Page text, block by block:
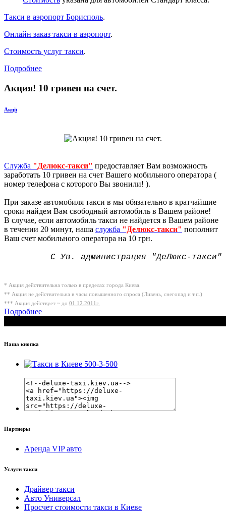
Такси в аэропорт Борисполь.
Онлайн заказ такси в аэропорт.
Стоимость услуг такси.
Подробнее
Акция! 10 гривен на счет.
Акції
Служба "Делюкс-такси" предоставляет Вам возможность
заработать 10 гривен на счет Вашего мобильного оператора (
номер телефона с которого Вы звонили! ).
При заказе автомобиля такси в мы обязательно в кратчайшие
сроки найдем Вам свободный автомобиль в Вашем районе!
В случае, если автомобиль такси не найдется в Вашем районе
в течении 20 минут, наша служба "Делюкс-такси" пополнит
Ваш счет мобильного оператора на 10 грн.
С Ув. администрация "ДеЛюкс-такси"
* Акция действительна только в пределах города Киева.
** Акция не действительна в часы повышенного спроса (Ливень, снегопад и т.п.)
*** Акция действует ~ до 01.12.2011г.
Подробнее
Наша кнопка
Партнеры
Аренда VIP авто
Услуги такси
Драйвер такси
Авто Универсал
Просчет стоимости такси в Киеве